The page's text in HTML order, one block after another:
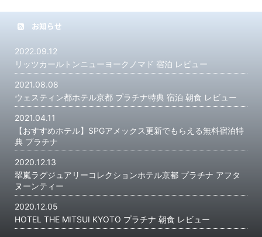
お知らせ
2022.09.12
リッツカールトンニューヨークノマド 宿泊 レビュー
2021.08.08
ウェスティン都ホテル京都 プラチナ特典 宿泊 朝食 レビュー
2021.04.11
【おすすめホテル】SPGアメックス更新でもらえる無料宿泊特
典 プラチナ
2020.12.13
翠嵐ラグジュアリーコレクションホテル京都 プラチナ アフタ
ヌーンティー
2020.12.05
HOTEL THE MITSUI KYOTO プラチナ 朝食 レビュー